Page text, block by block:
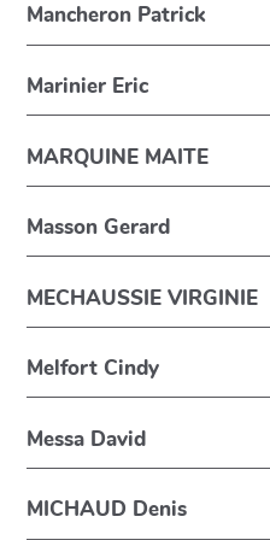
Mancheron Patrick
Marinier Eric
MARQUINE MAITE
Masson Gerard
MECHAUSSIE VIRGINIE
Melfort Cindy
Messa David
MICHAUD Denis